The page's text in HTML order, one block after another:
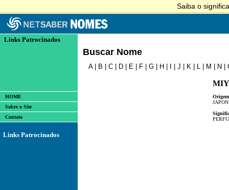
Links Patrocinados
HOME
Sobre o Site
Contato
Links Patrocinados
Buscar Nome
A| B C D E F G H J K L M N